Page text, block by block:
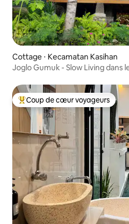
Cottage ⋅ Kecamatan Kasihan
Joglo Gumuk - Slow Living dans
Coups de cœur voyageurs les
Coup de cœur voyageurs